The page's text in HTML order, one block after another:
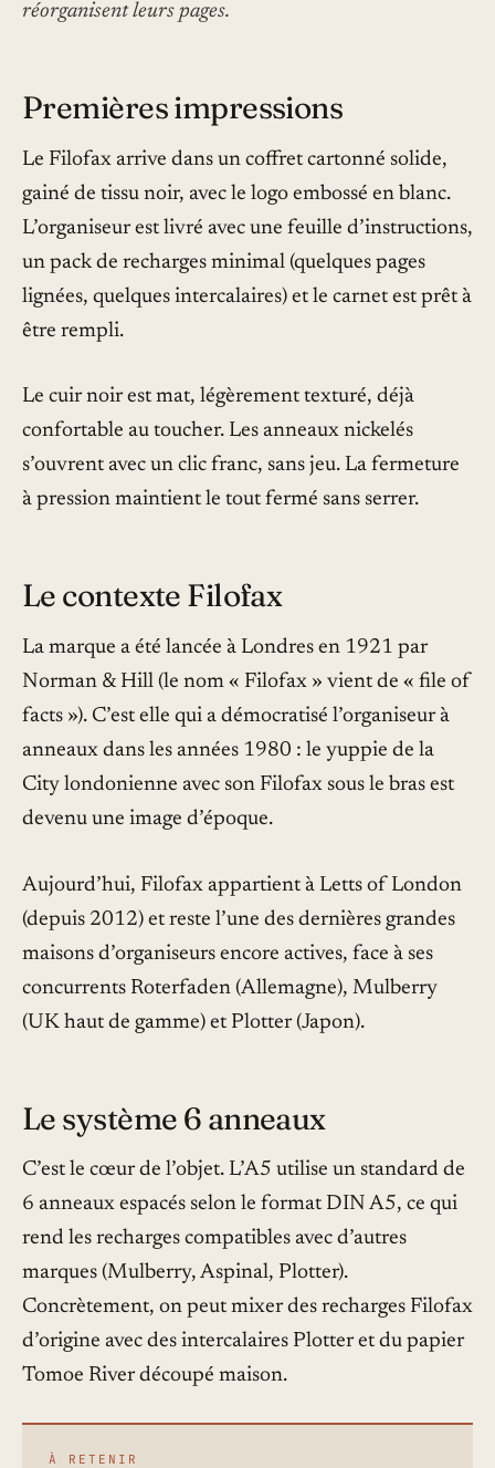
réorganisent leurs pages.
Premières impressions
Le Filofax arrive dans un coffret cartonné solide,
gainé de tissu noir, avec le logo embossé en blanc.
L’organiseur est livré avec une feuille d’instructions,
un pack de recharges minimal (quelques pages
lignées, quelques intercalaires) et le carnet est prêt à
être rempli.
Le cuir noir est mat, légèrement texturé, déjà
confortable au toucher. Les anneaux nickelés
s’ouvrent avec un clic franc, sans jeu. La fermeture
à pression maintient le tout fermé sans serrer.
Le contexte Filofax
La marque a été lancée à Londres en 1921 par
Norman & Hill (le nom « Filofax » vient de « file of
facts »). C’est elle qui a démocratisé l’organiseur à
anneaux dans les années 1980 : le yuppie de la
City londonienne avec son Filofax sous le bras est
devenu une image d’époque.
Aujourd’hui, Filofax appartient à Letts of London
(depuis 2012) et reste l’une des dernières grandes
maisons d’organiseurs encore actives, face à ses
concurrents Roterfaden (Allemagne), Mulberry
(UK haut de gamme) et Plotter (Japon).
Le système 6 anneaux
C’est le cœur de l’objet. L’A5 utilise un standard de
6 anneaux espacés selon le format DIN A5, ce qui
rend les recharges compatibles avec d’autres
marques (Mulberry, Aspinal, Plotter).
Concrètement, on peut mixer des recharges Filofax
d’origine avec des intercalaires Plotter et du papier
Tomoe River découpé maison.
À RETENIR